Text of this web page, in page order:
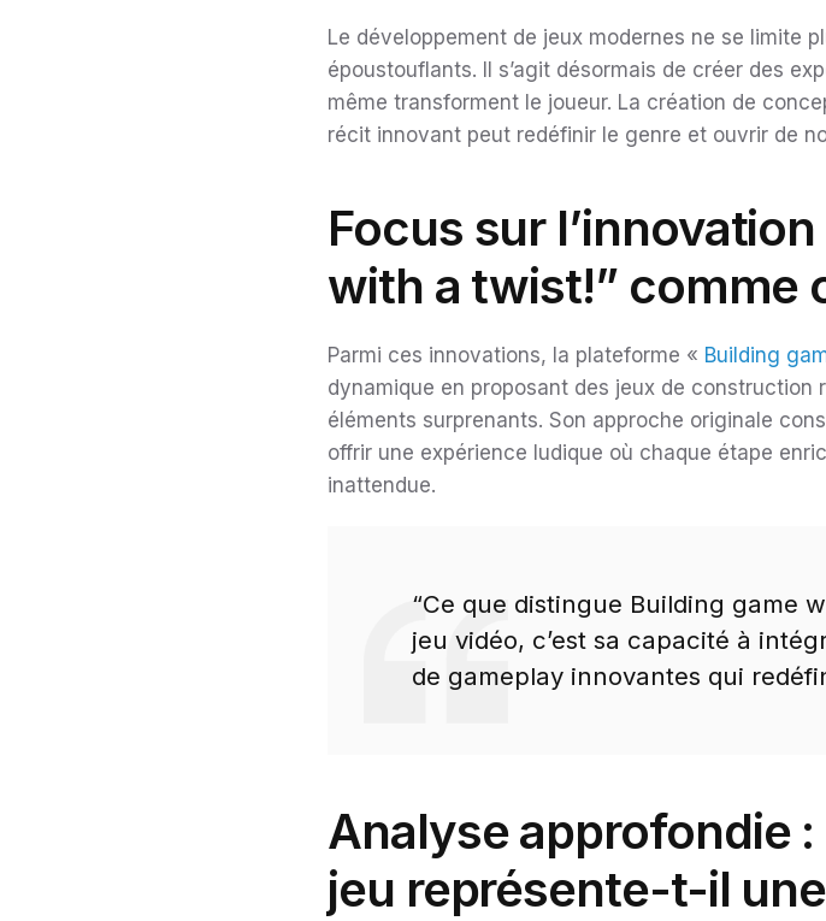
Le développement de jeux modernes ne se limite
époustouflants. Il s’agit désormais de créer des
même transforment le joueur. La création de
récit innovant peut redéfinir le genre et ouvrir de
Focus sur
with a twist!” comme
Parmi ces innovations, la plateforme « Building
dynamique en proposant des jeux de
éléments surprenants. Son approche originale
offrir une expérience ludique où chaque étape
inattendue.
“Ce que distingue Building game
jeu vidéo, c’est sa capacité à
de gameplay innovantes qui
Analyse approfondie
jeu représente-t-il